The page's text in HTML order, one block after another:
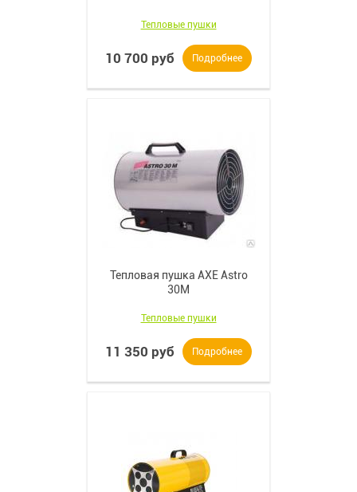
Тепловые пушки
10 700 руб Подробнее
Тепловая пушка AXE Astro
30M
Тепловые пушки
11 350 руб Подробнее